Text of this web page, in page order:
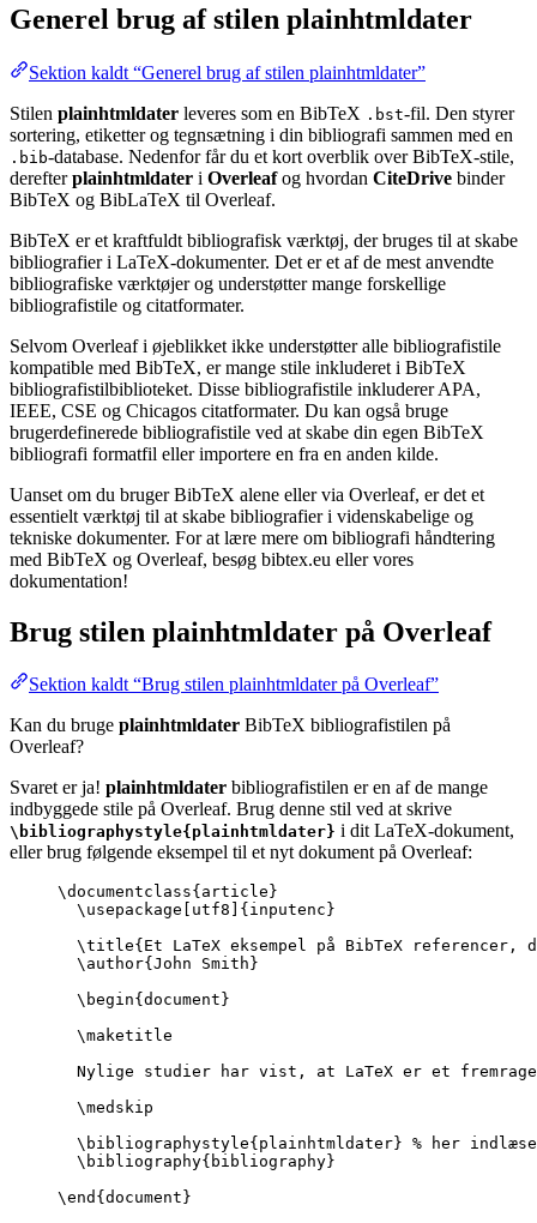
Generel brug af stilen plainhtmldater
Sektion kaldt “Generel brug af stilen plainhtmldater”
Stilen plainhtmldater leveres som en BibTeX .bst-fil. Den styrer
sortering, etiketter og tegnsætning i din bibliografi sammen med en
.bib-database. Nedenfor får du et kort overblik over BibTeX-stile,
derefterplainhtmldater i Overleafog hvordan CiteDrive binder
BibTeX og BibLaTeX til Overleaf.
BibTeX er et kraftfuldt bibliografisk værktøj, der bruges til at skabe
bibliografier i LaTeX-dokumenter. Det er et af de mest anvendte
bibliografiske værktøjer og understøtter mange forskellige
bibliografistile og citatformater.
Selvom Overleaf i øjeblikket ikke understøtter alle bibliografistile
kompatible med BibTeX, er mange stile inkluderet i BibTeX
bibliografistilbiblioteket. Disse bibliografistile inkluderer APA,
IEEE, CSE og Chicagos citatformater. Du kan også bruge
brugerdefinerede bibliografistile ved at skabe din egen BibTeX
bibliografi formatfil eller importere en fra en anden kilde.
Uanset om du bruger BibTeX alene eller via Overleaf, er det et
essentielt værktøj til at skabe bibliografier i videnskabelige og
tekniske dokumenter. For at lære mere om bibliografi håndtering
med BibTeX og Overleaf, besøg bibtex.eu eller vores
dokumentation!
Brug stilen plainhtmldater på Overleaf
Sektion kaldt “Brug stilen plainhtmldater på Overleaf”
Kan du bruge plainhtmldater BibTeX bibliografistilen på
Overleaf?
Svaret er ja! plainhtmldater bibliografistilen er en af de mange
indbyggede stile på Overleaf. Brug denne stil ved at skrive
\bibliographystyle{plainhtmldater} i dit LaTeX-dokument,
eller brug følgende eksempel til et nyt dokument på Overleaf:
\documentclass{ article }
\usepackage
utf8 ]{ inputenc }
\title{Et LaTeX eksempel på BibTeX
\author{John Smith}
\begin{ document }
\maketitle
Nylige studier har vist, at LaTeX er et
\medskip
\bibliographystyle{plainhtmldater} % her
\bibliography{bibliography}
\end { document }